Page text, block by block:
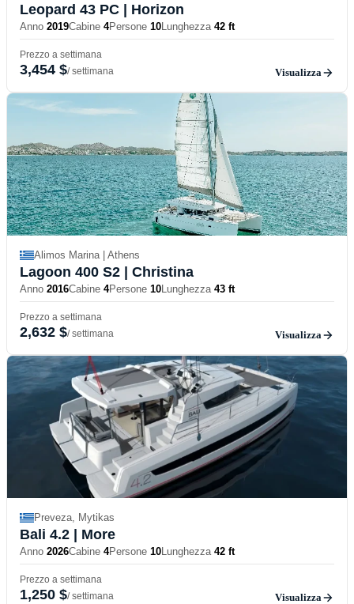
Leopard 43 PC | Horizon
Anno 2019Cabine 4Persone 10Lunghezza 42 ft
Prezzo a settimana
3,454 $/ settimana Visualizza
Alimos Marina | Athens
Lagoon 400 S2 | Christina
Anno 2016Cabine 4Persone 10Lunghezza 43 ft
Prezzo a settimana
2,632 $/ settimana Visualizza
Preveza, Mytikas
Bali 4.2 | More
Anno 2026Cabine 4Persone 10Lunghezza 42 ft
Prezzo a settimana
1,250 $/ settimana Visualizza